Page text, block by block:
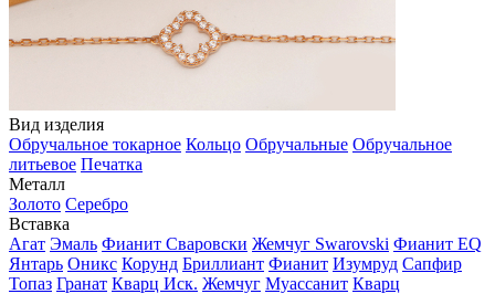
Вид изделия
Обручальное токарное Кольцо Обручальные Обручальное
литьевое Печатка
Металл
Золото Серебро
Вставка
Агат Эмаль Фианит Сваровски Жемчуг Swarovski Фианит EQ
Янтарь Оникс Корунд Бриллиант Фианит Изумруд Сапфир
Топаз Гранат Кварц Иск. Жемчуг Муассанит Кварц